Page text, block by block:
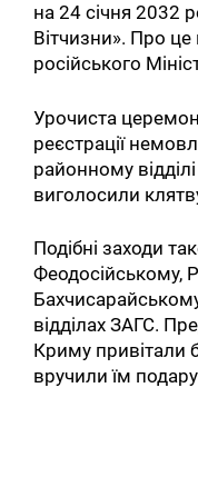
на 24 січня 2032
Вітчизни». Про
російського
Урочиста
реєстрації
районному
виголосили
Подібні заходи
Феодосійському,
відділах ЗАГС.
Криму привітали
вручили їм